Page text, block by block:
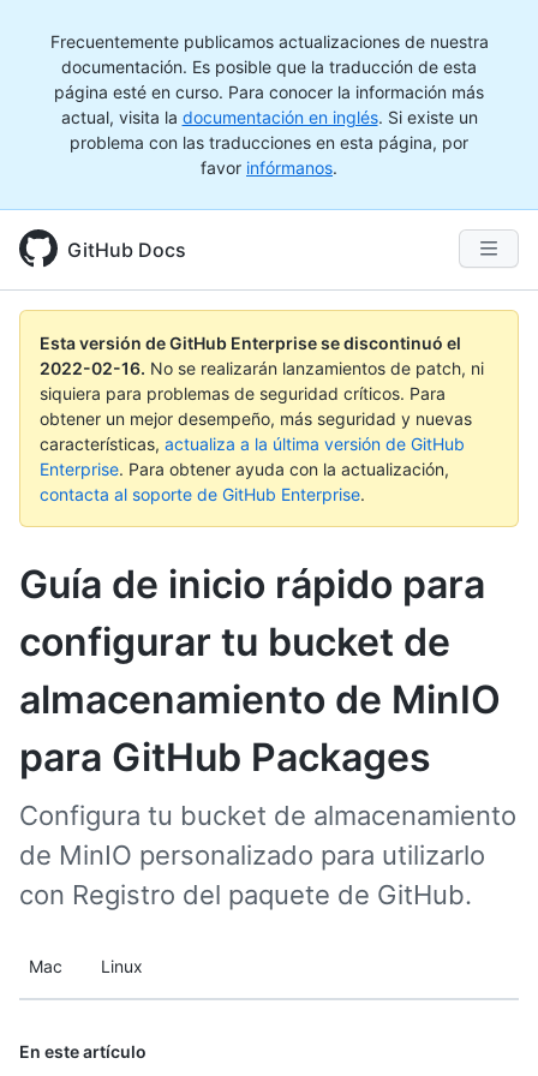
Frecuentemente publicamos actualizaciones de nuestra
documentación. Es posible que la traducción de esta
página esté en curso. Para conocer la información más
actual, visita la documentación en inglés. Si existe un
problema con las traducciones en esta página, por
favor infórmanos.
GitHub Docs
Esta versión de GitHub Enterprise se discontinuó el
2022-02-16. No se realizarán lanzamientos de patch, ni
siquiera para problemas de seguridad críticos. Para
obtener un mejor desempeño, más seguridad y nuevas
características, actualiza a la última versión de GitHub
Enterprise. Para obtener ayuda con la actualización,
contacta al soporte de GitHub Enterprise.
Guía de inicio rápido para
configurar tu bucket de
almacenamiento de MinIO
para GitHub Packages
En este artículo
Configura tu bucket de almacenamiento
de MinIO personalizado para utilizarlo
con Registro del paquete de GitHub.
Mac Linux